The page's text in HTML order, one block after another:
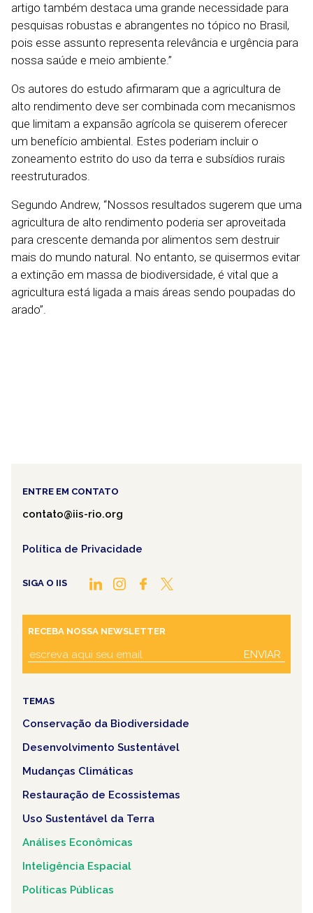
artigo também destaca uma grande necessidade para
pesquisas robustas e abrangentes no tópico no Brasil,
pois esse assunto representa relevância e urgência para
nossa saúde e meio ambiente.”
Os autores do estudo afirmaram que a agricultura de
alto rendimento deve ser combinada com mecanismos
que limitam a expansão agrícola se quiserem oferecer
um benefício ambiental. Estes poderiam incluir o
zoneamento estrito do uso da terra e subsídios rurais
reestruturados.
Segundo Andrew, “Nossos resultados sugerem que uma
agricultura de alto rendimento poderia ser aproveitada
para crescente demanda por alimentos sem destruir
mais do mundo natural. No entanto, se quisermos evitar
a extinção em massa de biodiversidade, é vital que a
agricultura está ligada a mais áreas sendo poupadas do
arado”.
ENTRE EM CONTATO
contato@iis-rio.org
Política de Privacidade
SIGA O IIS
RECEBA NOSSA NEWSLETTER
ENVIAR
TEMAS
Conservação da Biodiversidade
Desenvolvimento Sustentável
Mudanças Climáticas
Restauração de Ecossistemas
Uso Sustentável da Terra
Análises Econômicas
Inteligência Espacial
Políticas Públicas